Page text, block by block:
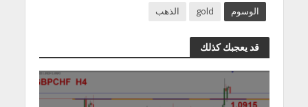
الوسوم gold الذهب
قد يعجبك كذلك